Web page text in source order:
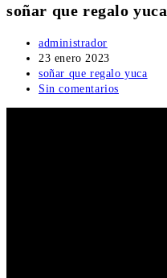
soñar que regalo yuca
administrador
23 enero 2023
soñar que regalo yuca
Sin comentarios